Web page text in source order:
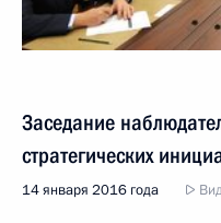
Заседание
стратегических
14 января 2016 года